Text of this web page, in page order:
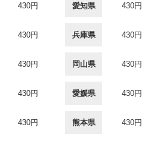
430円 愛知県 430円
430円 兵庫県 430円
430円 岡山県 430円
430円 愛媛県 430円
430円 熊本県 430円